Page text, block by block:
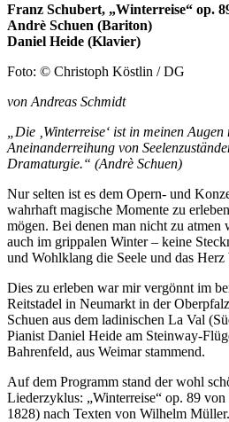
Franz Schubert, „Winterreise“ op.
Andrè Schuen (Bariton)
Daniel Heide (Klavier)
Foto: © Christoph Köstlin / DG
von Andreas Schmidt
„Die ‚Winterreise‘ ist in meinen
Aneinanderreihung von
Dramaturgie.“ (Andrè Schuen)
Nur selten ist es dem Opern- und
wahrhaft magische Momente zu
mögen. Bei denen man nicht zu atmen
auch im grippalen Winter – keine
und Wohlklang die Seele und das Herz
Dies zu erleben war mir vergönnt im
Reitstadel in Neumarkt in der
Schuen aus dem ladinischen La Val
Pianist Daniel Heide am Steinway-
Bahrenfeld, aus Weimar stammend.
Auf dem Programm stand der wohl
Liederzyklus: „Winterreise“ op. 89
1828) nach Texten von Wilhelm Müller.